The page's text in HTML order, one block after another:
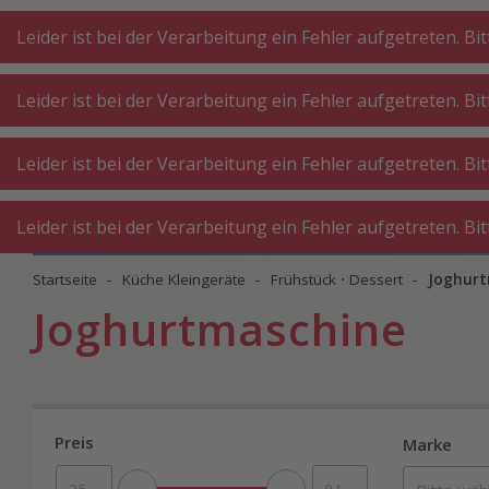
A +++
A+++
A +++
A+++
MyPost
MyPost
KÜCHE
GROSSGERÄTE
KÜCHE
KLEINGERÄTE
Startseite Küche Kleingeräte Frühstück ⋅ Dessert
Joghurtmaschine
Preis Marke
Leider ist bei der Verarbeitung ein Fehler aufgetreten.
Leider ist bei der Verarbeitung ein Fehler aufgetreten.
Leider ist bei der Verarbeitung ein Fehler aufgetreten.
Leider ist bei der Verarbeitung ein Fehler aufgetreten.